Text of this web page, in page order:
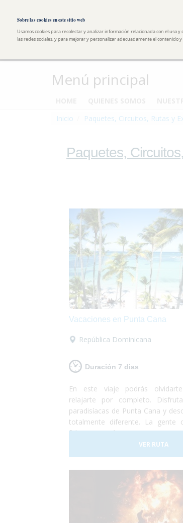
Sobre las cookies en este sitio web
Usamos cookies para recolectar y analizar información relacionada con el
las redes sociales, y para mejorar y personalizar adecuadamente el contenido
Menú principal
Inicio
Paquetes, Circuitos, Rutas y
Paquetes,
Vacaciones en Punta Cana
República Dominicana
Duración 7 dias
En este viaje podrás
relajarte por completo.
paradisíacas de Punta Cana y
totalmente diferente. La gente
feliz y pasarás unas
lugar totalmente accesible
discapacidad. ¡Sólo deberás
VER RUTA